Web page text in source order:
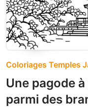
Coloriages Temples
Une pagode
parmi des